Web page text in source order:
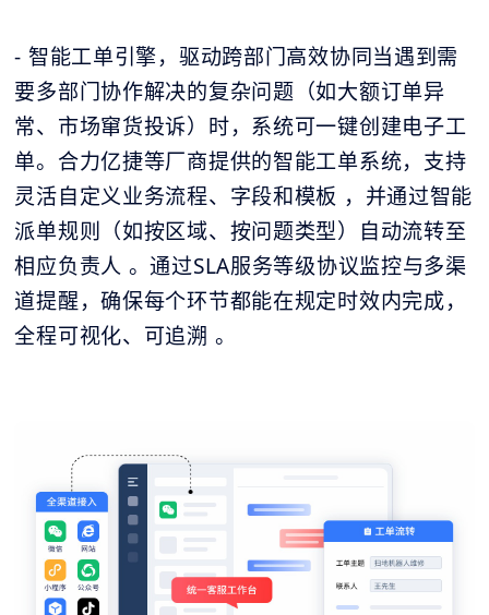
- 智能工单引擎，驱动跨部门高效协同当遇到需
要多部门协作解决的复杂问题（如大额订单异
常、市场窜货投诉）时，系统可一键创建电子工
单。合力亿捷等厂商提供的智能工单系统，支持
灵活自定义业务流程、字段和模板 ，并通过智能
派单规则（如按区域、按问题类型）自动流转至
相应负责人 。通过SLA服务等级协议监控与多渠
道提醒，确保每个环节都能在规定时效内完成，
全程可视化、可追溯 。